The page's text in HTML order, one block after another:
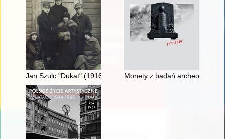
Jan Szulc "Dukat" (1916-1998) Monety z badań